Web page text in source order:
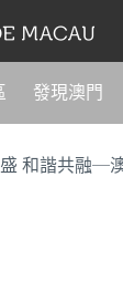
發現澳門
和諧共融─